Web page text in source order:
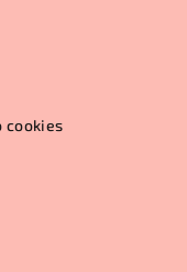
cookies